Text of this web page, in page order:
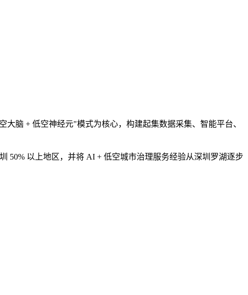
脑 + 低空神经元"模式为核心，构建起集数据采集、智能平台、
50% 以上地区，并将 AI + 低空城市治理服务经验从深圳罗湖逐步